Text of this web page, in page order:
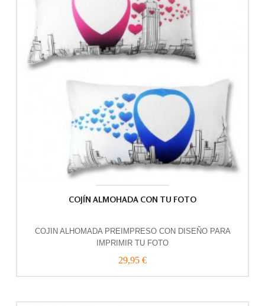
COJÍN ALMOHADA CON TU FOTO
COJIN ALHOMADA PREIMPRESO CON DISEÑO PARA
IMPRIMIR TU FOTO
29,95 €